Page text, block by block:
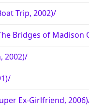
Trip, 2002)/
Bridges of Madison
2002)/
Ex-Girlfriend,